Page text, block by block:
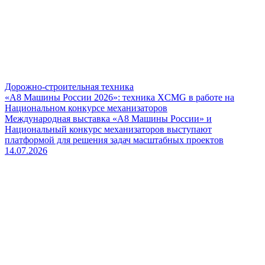
Дорожно-строительная техника
«А8 Машины России 2026»: техника XCMG в работе на
Национальном конкурсе механизаторов
Международная выставка «А8 Машины России» и
Национальный конкурс механизаторов выступают
платформой для решения задач масштабных проектов
14.07.2026